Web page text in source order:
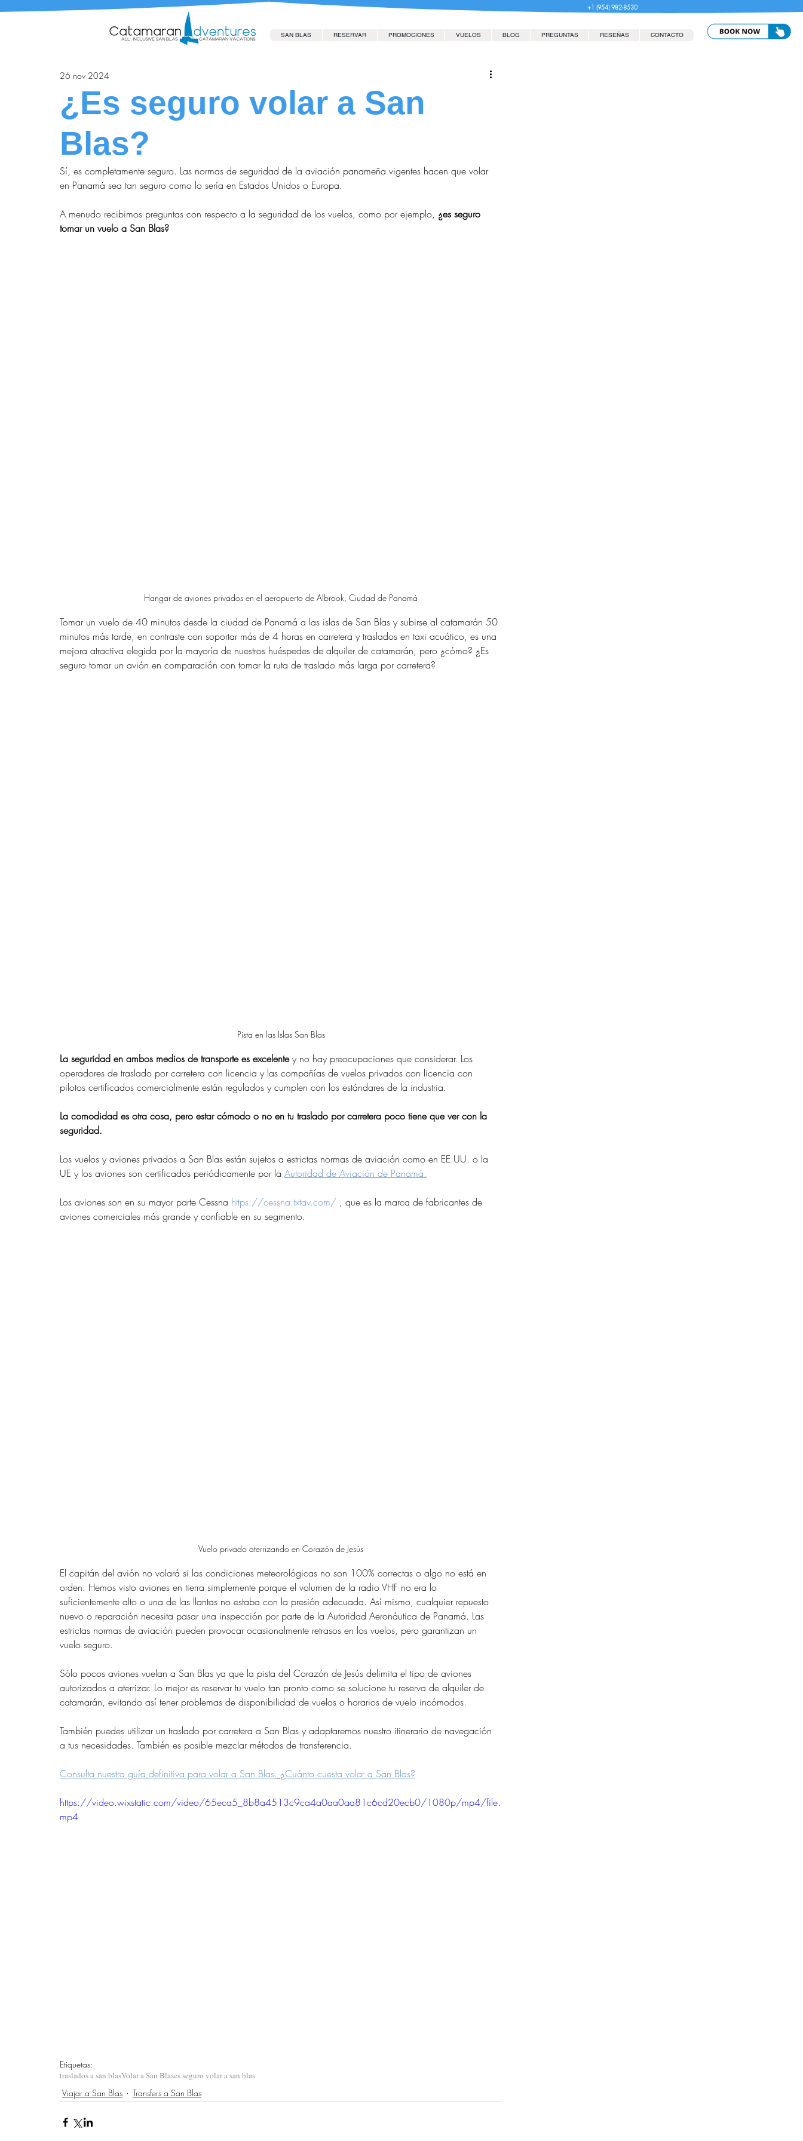
+1 (954) 982-8530
SAN BLAS RESERVAR PROMOCIONES VUELOS BLOG PREGUNTAS RESEÑAS CONTACTO
¿Es seguro volar a San
Blas?
26 nov 2024
Sí, es completamente seguro. Las normas de seguridad de la aviación panameña vigentes hacen que volar
en Panamá sea tan seguro como lo sería en Estados Unidos o Europa.
A menudo recibimos preguntas con respecto a la seguridad de los vuelos, como por ejemplo, ¿es seguro
tomar un vuelo a San Blas?
Hangar de aviones privados en el aeropuerto de Albrook, Ciudad de Panamá
Tomar un vuelo de 40 minutos desde la ciudad de Panamá a las islas de San Blas y subirse al catamarán 50
minutos más tarde, en contraste con soportar más de 4 horas en carretera y traslados en taxi acuático, es una
mejora atractiva elegida por la mayoría de nuestros huéspedes de alquiler de catamarán, pero ¿cómo? ¿Es
seguro tomar un avión en comparación con tomar la ruta de traslado más larga por carretera?
Pista en las Islas San Blas
La seguridad en ambos medios de transporte es excelente y no hay preocupaciones que considerar. Los
operadores de traslado por carretera con licencia y las compañías de vuelos privados con licencia con
pilotos certificados comercialmente están regulados y cumplen con los estándares de la industria.
La comodidad es otra cosa, pero estar cómodo o no en tu traslado por carretera poco tiene que ver con la
seguridad.
Los vuelos y aviones privados a San Blas están sujetos a estrictas normas de aviación como en EE.UU. o la
UE y los aviones son certificados periódicamente por la Autoridad de Aviación de Panamá.
Los aviones son en su mayor parte Cessna https://cessna.txtav.com/ , que es la marca de fabricantes de
aviones comerciales más grande y confiable en su segmento.
Vuelo privado aterrizando en Corazón de Jesús
El capitán del avión no volará si las condiciones meteorológicas no son 100% correctas o algo no está en
orden. Hemos visto aviones en tierra simplemente porque el volumen de la radio VHF no era lo
suficientemente alto o una de las llantas no estaba con la presión adecuada. Así mismo, cualquier repuesto
nuevo o reparación necesita pasar una inspección por parte de la Autoridad Aeronáutica de Panamá. Las
estrictas normas de aviación pueden provocar ocasionalmente retrasos en los vuelos, pero garantizan un
vuelo seguro.
Sólo pocos aviones vuelan a San Blas ya que la pista del Corazón de Jesús delimita el tipo de aviones
autorizados a aterrizar. Lo mejor es reservar tu vuelo tan pronto como se solucione tu reserva de alquiler de
catamarán, evitando así tener problemas de disponibilidad de vuelos o horarios de vuelo incómodos.
También puedes utilizar un traslado por carretera a San Blas y adaptaremos nuestro itinerario de navegación
a tus necesidades. También es posible mezclar métodos de transferencia.
Consulta nuestra guía definitiva para volar a San Blas. ¿Cuánto cuesta volar a San Blas?
https://video.wixstatic.com/video/65eca5_8b8a4513c9ca4a0aa0aa81c6cd20ecb0/1080p/mp4/file.
mp4
Etiquetas:
traslados a san blasVolar a San Blases seguro volar a san blas
Viajar a San Blas Transfers a San Blas